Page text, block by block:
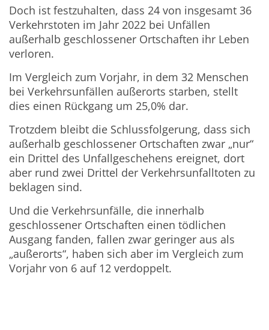
Doch ist festzuhalten, dass 24 von insgesamt 36
Verkehrstoten im Jahr 2022 bei Unfällen
außerhalb geschlossener Ortschaften ihr Leben
verloren.
Im Vergleich zum Vorjahr, in dem 32 Menschen
bei Verkehrsunfällen außerorts starben, stellt
dies einen Rückgang um 25,0% dar.
Trotzdem bleibt die Schlussfolgerung, dass sich
außerhalb geschlossener Ortschaften zwar „nur“
ein Drittel des Unfallgeschehens ereignet, dort
aber rund zwei Drittel der Verkehrsunfalltoten zu
beklagen sind.
Und die Verkehrsunfälle, die innerhalb
geschlossener Ortschaften einen tödlichen
Ausgang fanden, fallen zwar geringer aus als
„außerorts“, haben sich aber im Vergleich zum
Vorjahr von 6 auf 12 verdoppelt.